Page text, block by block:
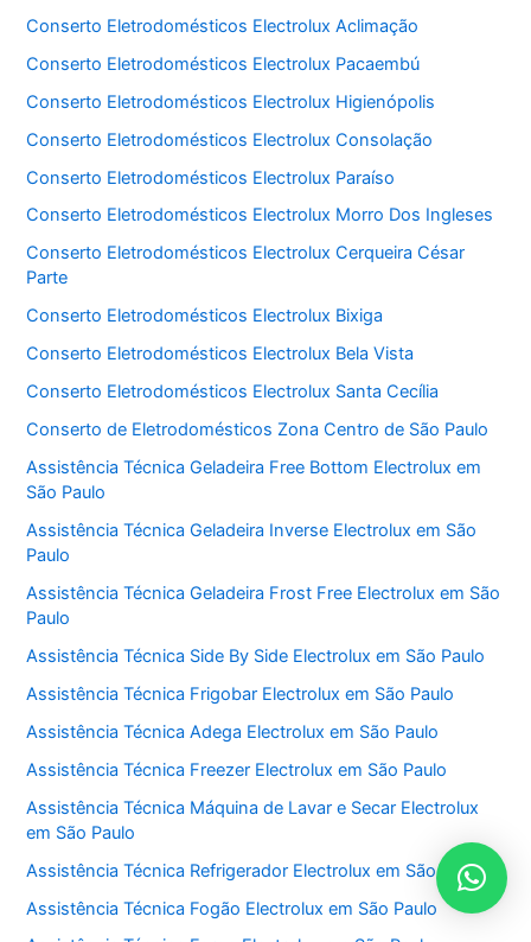
Conserto Eletrodomésticos Electrolux Aclimação
Conserto Eletrodomésticos Electrolux Pacaembú
Conserto Eletrodomésticos Electrolux Higienópolis
Conserto Eletrodomésticos Electrolux Consolação
Conserto Eletrodomésticos Electrolux Paraíso
Conserto Eletrodomésticos Electrolux Morro Dos Ingleses
Conserto Eletrodomésticos Electrolux Cerqueira César
Parte
Conserto Eletrodomésticos Electrolux Bixiga
Conserto Eletrodomésticos Electrolux Bela Vista
Conserto Eletrodomésticos Electrolux Santa Cecília
Conserto de Eletrodomésticos Zona Centro de São Paulo
Assistência Técnica Geladeira Free Bottom Electrolux em
São Paulo
Assistência Técnica Geladeira Inverse Electrolux em São
Paulo
Assistência Técnica Geladeira Frost Free Electrolux em São
Paulo
Assistência Técnica Side By Side Electrolux em São Paulo
Assistência Técnica Frigobar Electrolux em São Paulo
Assistência Técnica Adega Electrolux em São Paulo
Assistência Técnica Freezer Electrolux em São Paulo
Assistência Técnica Máquina de Lavar e Secar Electrolux
em São Paulo
Assistência Técnica Refrigerador Electrolux em São Paulo
Assistência Técnica Fogão Electrolux em São Paulo